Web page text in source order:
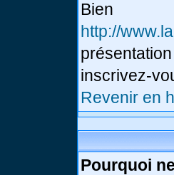
Bien
http://
inscrivez-
Revenir en
Pourquoi